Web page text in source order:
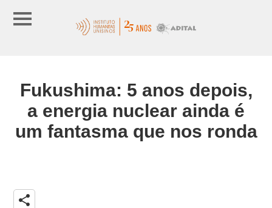
Fukushima: 5 anos depois,
a energia nuclear ainda é
um fantasma que nos ronda
share